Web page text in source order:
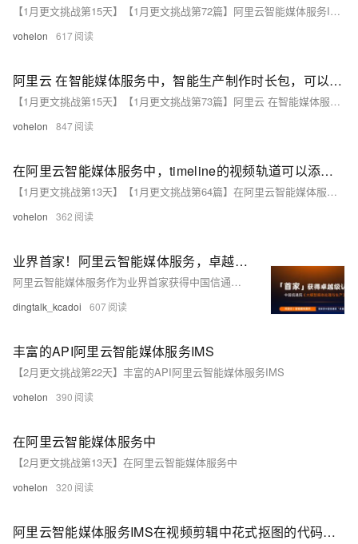
【1月更文挑战第15天】【1月更文挑战第72篇】阿里云智能媒体服务IMS（Intelligent Media Services）的视频剪辑Web SDK
vohelon 617
阿里云 在智能媒体服务中，智能生产制作时长包，可以批量混剪视频吗？
【1月更文挑战第15天】【1月更文挑战第73篇】阿里云 在智能媒体服务中，智能生产制作时长包，可以批量混剪视频吗？
vohelon 847
在阿里云智能媒体服务中，timeline的视频轨道可以添加多个视频
【1月更文挑战第13天】【1月更文挑战第64篇】在阿里云智能媒体服务中，timeline的视频轨道可以添加多个视频
vohelon 362
业界首家！阿里云智能媒体服务，卓越级通过中国信通院大模型媒体处理评估
阿里云智能媒体服务作为业界首家获得中国信通院“卓越级”通过。
dingtalk_kcadoi 607
丰富的API阿里云智能媒体服务IMS
【2月更文挑战第22天】丰富的API阿里云智能媒体服务IMS
vohelon 390
在阿里云智能媒体服务中
【2月更文挑战第13天】在阿里云智能媒体服务中
vohelon 320
阿里云智能媒体服务IMS在视频剪辑中花式抠图的代码实操与案例详述